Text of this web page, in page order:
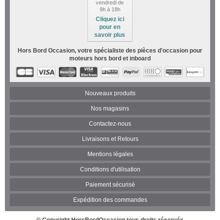
vendredi de
9h à 18h
Cliquez ici
pour en
savoir plus
Hors Bord Occasion, votre spécialiste des pièces d'occasion pour
moteurs hors bord et inboard
Nouveaux produits
Nos magasins
Contactez-nous
Livraisons et Retours
Mentions légales
Conditions d'utilisation
Paiement sécurisé
Expédition des commandes